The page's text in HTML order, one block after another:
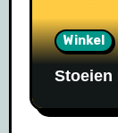
Winkel
Stoeien